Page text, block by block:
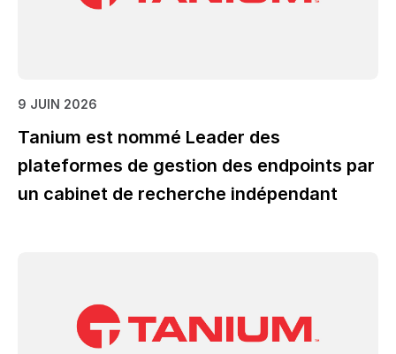
9 JUIN 2026
Tanium est nommé Leader des
plateformes de gestion des endpoints par
un cabinet de recherche indépendant